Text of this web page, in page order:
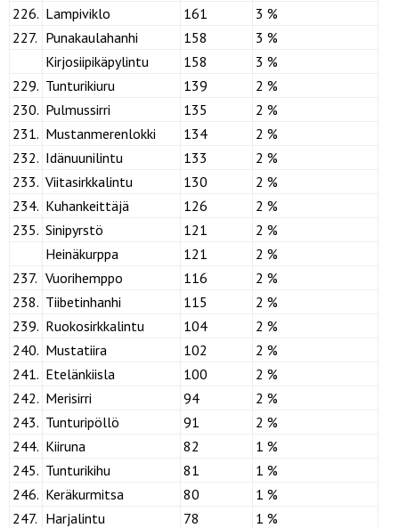
226. Lampiviklo 161
3 %
227. Punakaulahanhi 158
3 %
Kirjosiipikäpylintu
158
3 %
229. Tunturikiuru 139
2 %
230. Pulmussirri 135
2 %
231. Mustanmerenlokki 134
2 %
232. Idänuunilintu 133
2 %
233. Viitasirkkalintu 130
2 %
234. Kuhankeittäjä 126
2 %
235. Sinipyrstö 121
2 %
Heinäkurppa
121
2 %
237. Vuorihemppo 116
2 %
238. Tiibetinhanhi 115
2 %
239. Ruokosirkkalintu 104
2 %
240. Mustatiira 102
2 %
241. Etelänkiisla 100
2 %
242. Merisirri 94
2 %
243. Tunturipöllö 91
2 %
244. Kiiruna 82
1 %
245. Tunturikihu 81
1 %
246. Keräkurmitsa 80
1 %
247. Harjalintu 78
1 %